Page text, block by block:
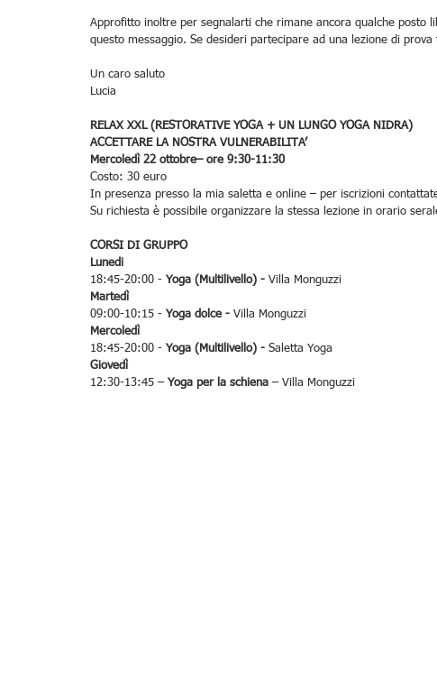
Approfitto inoltre per segnalarti che rimane ancora qualche posto
questo messaggio. Se desideri partecipare ad una lezione di
Un caro saluto
Lucia
RELAX XXL (RESTORATIVE YOGA + UN LUNGO YOGA NIDRA)
ACCETTARE LA NOSTRA VULNERABILITA’
Mercoledì 22 ottobre– ore 9:30-11:30
Costo: 30 euro
In presenza presso la mia saletta e online – per iscrizioni
Su richiesta è possibile organizzare la stessa lezione in orario
CORSI DI GRUPPO
Lunedi
18:45-20:00 - Yoga (Multilivello) - Villa Monguzzi
Martedì
09:00-10:15 - Yoga dolce - Villa Monguzzi
Mercoledì
18:45-20:00 - Yoga (Multilivello) - Saletta Yoga
Giovedì
12:30-13:45 – Yoga per la schiena – Villa Monguzzi